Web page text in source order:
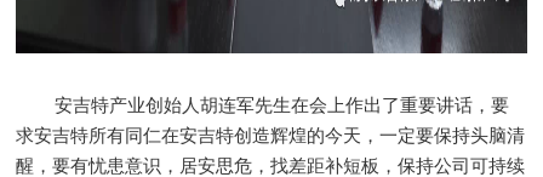
安吉特产业创始人胡连军先生在会上作出了重要讲话，要
求安吉特所有同仁在安吉特创造辉煌的今天，一定要保持头脑清
醒，要有忧患意识，居安思危，找差距补短板，保持公司可持续